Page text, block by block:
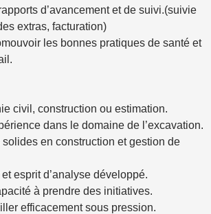
d’avancement et de suivi.(suivie
extras, facturation)
les bonnes pratiques de santé et
civil, construction ou estimation.
dans le domaine de l’excavation.
en construction et gestion de
esprit d’analyse développé.
à prendre des initiatives.
efficacement sous pression.